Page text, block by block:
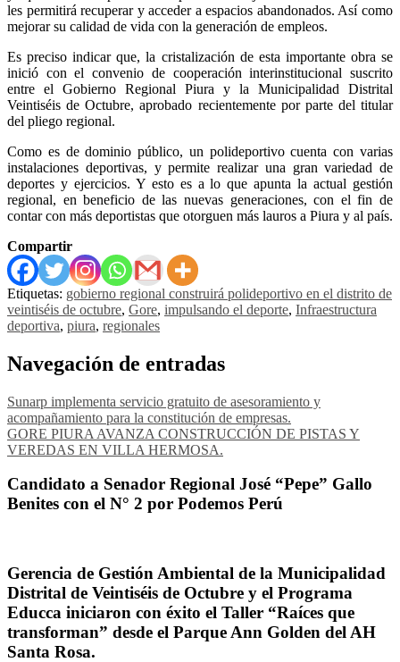
les permitirá recuperar y acceder a espacios abandonados. Así como
mejorar su calidad de vida con la generación de empleos.
Es preciso indicar que, la cristalización de esta importante obra se
inició con el convenio de cooperación interinstitucional suscrito
entre el Gobierno Regional Piura y la Municipalidad Distrital
Veintiséis de Octubre, aprobado recientemente por parte del titular
del pliego regional.
Como es de dominio público, un polideportivo cuenta con varias
instalaciones deportivas, y permite realizar una gran variedad de
deportes y ejercicios. Y esto es a lo que apunta la actual gestión
regional, en beneficio de las nuevas generaciones, con el fin de
contar con más deportistas que otorguen más lauros a Piura y al país.
Compartir
Etiquetas: gobierno regional construirá polideportivo en el distrito de
veintiséis de octubre, Gore, impulsando el deporte, Infraestructura
deportiva, piura, regionales
Navegación de entradas
Sunarp implementa servicio gratuito de asesoramiento y
acompañamiento para la constitución de empresas.
GORE PIURA AVANZA CONSTRUCCIÓN DE PISTAS Y
VEREDAS EN VILLA HERMOSA.
Candidato a Senador Regional José “Pepe” Gallo
Benites con el N° 2 por Podemos Perú
Gerencia de Gestión Ambiental de la Municipalidad
Distrital de Veintiséis de Octubre y el Programa
Educca iniciaron con éxito el Taller “Raíces que
transforman” desde el Parque Ann Golden del AH
Santa Rosa.